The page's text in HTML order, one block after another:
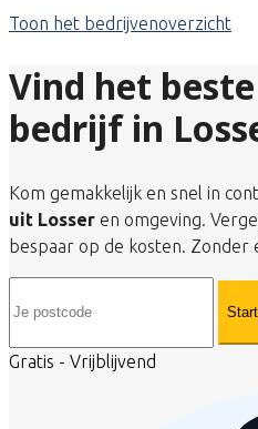
Toon het bedrijvenoverzicht
Vind het
bedrijf in
Kom gemakkelijk en snel in
uit Losser en omgeving.
bespaar op de kosten. Zonder
Gratis - Vrijblijvend